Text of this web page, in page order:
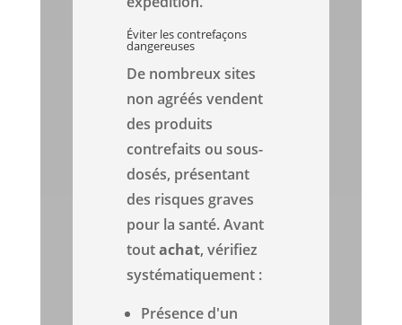
Éviter les contrefaçons
dangereuses
De nombreux sites
non agréés vendent
des produits
contrefaits ou sous-
dosés, présentant
des risques graves
pour la santé. Avant
toutachat, vérifiez
systématiquement :
Présence d'un